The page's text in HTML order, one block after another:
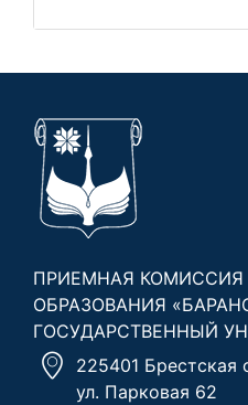
ПРИЕМНАЯ КОМИССИЯ
ОБРАЗОВАНИЯ
ГОСУДАРСТВЕННЫЙ
225401 Брестская
ул. Парковая 62